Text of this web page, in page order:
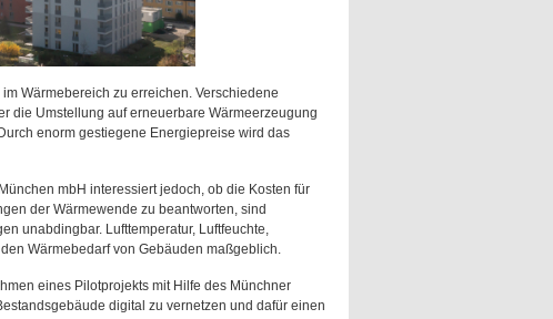
Wärmebereich zu erreichen. Verschiedene
die Umstellung auf erneuerbare Wärmeerzeugung
enorm gestiegene Energiepreise wird das
mbH interessiert jedoch, ob die Kosten für
der Wärmewende zu beantworten, sind
unabdingbar. Lufttemperatur, Luftfeuchte,
Wärmebedarf von Gebäuden maßgeblich.
eines Pilotprojekts mit Hilfe des Münchner
digital zu vernetzen und dafür einen